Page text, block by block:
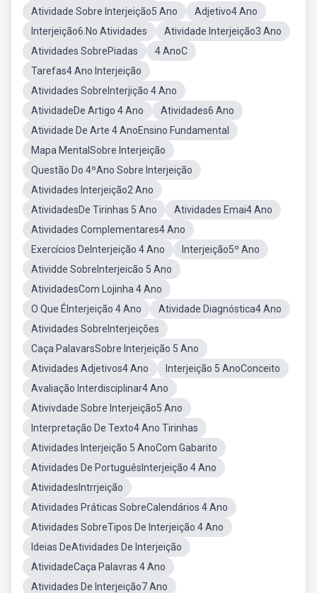
Atividade Sobre Interjeição5 Ano
Adjetivo4 Ano
Interjeição6.No Atividades
Atividade Interjeição3 Ano
Atividades SobrePiadas
4 AnoC
Tarefas4 Ano Interjeição
Atividades SobreInterjição 4 Ano
AtividadeDe Artigo 4 Ano
Atividades6 Ano
Atividade De Arte 4 AnoEnsino Fundamental
Mapa MentalSobre Interjeição
Questão Do 4ºAno Sobre Interjeição
Atividades Interjeição2 Ano
AtividadesDe Tirinhas 5 Ano
Atividades Emai4 Ano
Atividades Complementares4 Ano
Exercícios DeInterjeição 4 Ano
Interjeição5º Ano
Atividde SobreInterjeicão 5 Ano
AtividadesCom Lojinha 4 Ano
O Que ÉInterjeição 4 Ano
Atividade Diagnóstica4 Ano
Atividades SobreInterjeições
Caça PalavarsSobre Interjeição 5 Ano
Atividades Adjetivos4 Ano
Interjeição 5 AnoConceito
Avaliação Interdisciplinar4 Ano
Ativivdade Sobre Interjeição5 Ano
Interpretação De Texto4 Ano Tirinhas
Atividades Interjeição 5 AnoCom Gabarito
Atividades De PortuguêsInterjeição 4 Ano
AtividadesIntrrjeição
Atividades Práticas SobreCalendários 4 Ano
Atividades SobreTipos De Interjeição 4 Ano
Ideias DeAtividades De Interjeição
AtividadeCaça Palavras 4 Ano
Atividades De Interjeição7 Ano